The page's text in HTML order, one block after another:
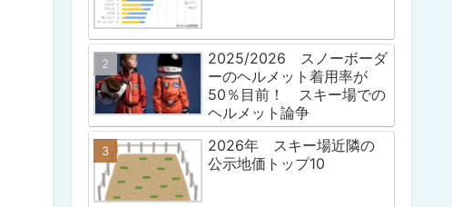
2025/2026 スノーボーダ
ーのヘルメット着用率が
50％目前！ スキー場での
ヘルメット論争
2026年 スキー場近隣の
公示地価トップ10